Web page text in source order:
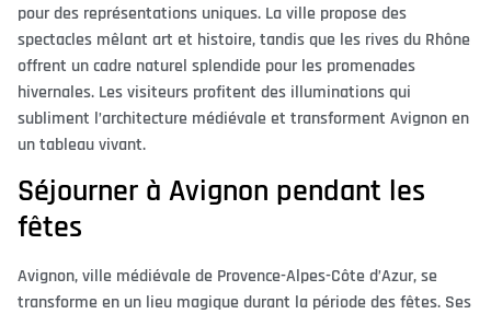
pour des représentations uniques. La ville propose des
spectacles mêlant art et histoire, tandis que les rives du Rhône
offrent un cadre naturel splendide pour les promenades
hivernales. Les visiteurs profitent des illuminations qui
subliment l’architecture médiévale et transforment Avignon en
un tableau vivant.
Séjourner à Avignon pendant les
fêtes
Avignon, ville médiévale de Provence-Alpes-Côte d’Azur, se
transforme en un lieu magique durant la période des fêtes. Ses